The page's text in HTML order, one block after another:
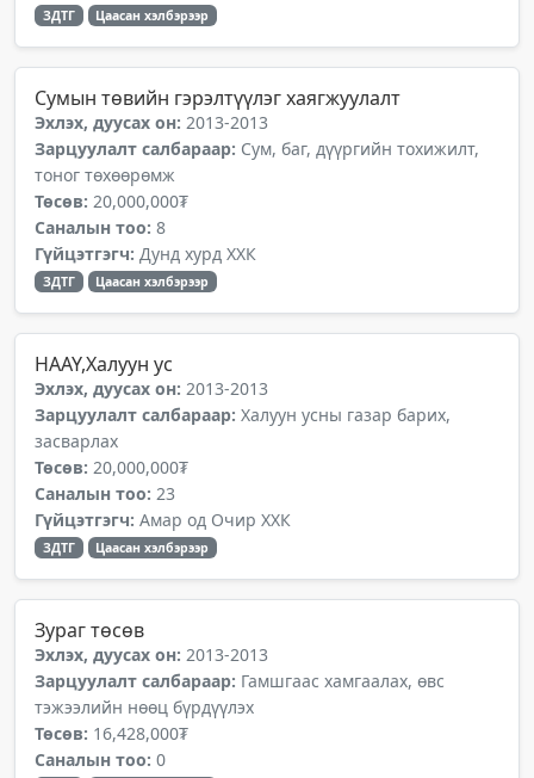
ЗДТГ Цаасан хэлбэрээр
Сумын төвийн гэрэлтүүлэг хаягжуулалт
Эхлэх, дуусах он: 2013-2013
Зарцуулалт салбараар: Сум, баг, дүүргийн тохижилт,
тоног төхөөрөмж
Төсөв: 20,000,000₮
Саналын тоо: 8
Гүйцэтгэгч: Дунд хурд ХХК
ЗДТГ Цаасан хэлбэрээр
НААҮ,Халуун ус
Эхлэх, дуусах он: 2013-2013
Зарцуулалт салбараар: Халуун усны газар барих,
засварлах
Төсөв: 20,000,000₮
Саналын тоо: 23
Гүйцэтгэгч: Амар од Очир ХХК
ЗДТГ Цаасан хэлбэрээр
Зураг төсөв
Эхлэх, дуусах он: 2013-2013
Зарцуулалт салбараар: Гамшгаас хамгаалах, өвс
тэжээлийн нөөц бүрдүүлэх
Төсөв: 16,428,000₮
Саналын тоо: 0